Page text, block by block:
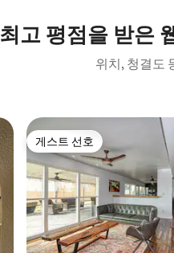
최고 평점을 받은
위치, 청결도
게스트 선호
게스트 선호